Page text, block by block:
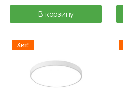
В корзину
Хит!